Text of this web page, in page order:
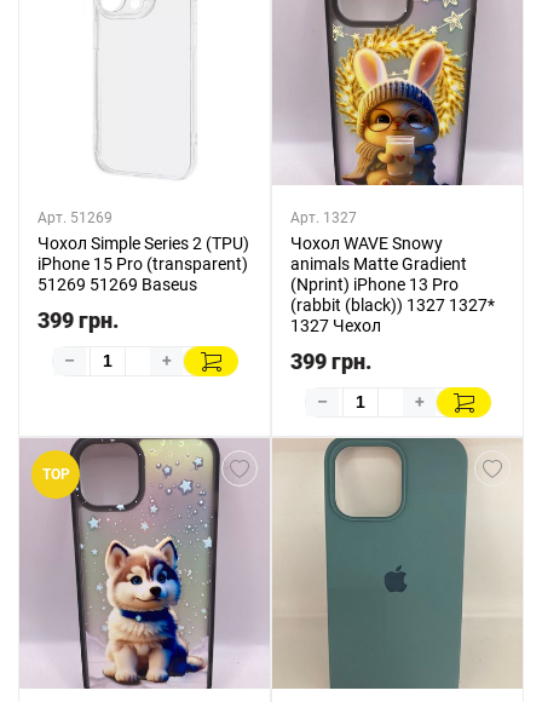
Арт. 51269
Чохол Simple Series 2 (TPU)
iPhone 15 Pro (transparent)
51269 51269 Baseus
399 грн.
– +
Арт. 1327
Чохол WAVE Snowy
animals Matte Gradient
(Nprint) iPhone 13 Pro
(rabbit (black)) 1327 1327*
1327 Чехол
399 грн.
– +
TOP